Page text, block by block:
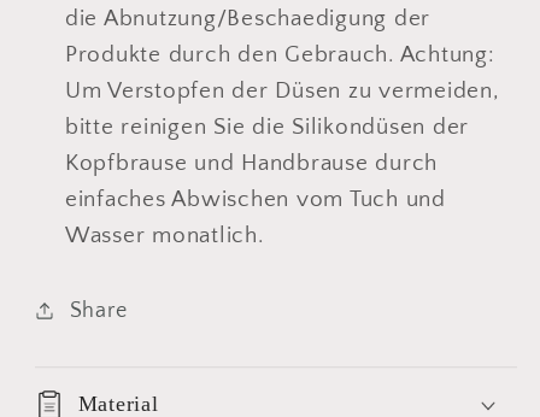
die Abnutzung/Beschaedigung der
Produkte durch den Gebrauch. Achtung:
Um Verstopfen der Düsen zu vermeiden,
bitte reinigen Sie die Silikondüsen der
Kopfbrause und Handbrause durch
einfaches Abwischen vom Tuch und
Wasser monatlich.
Share
Material